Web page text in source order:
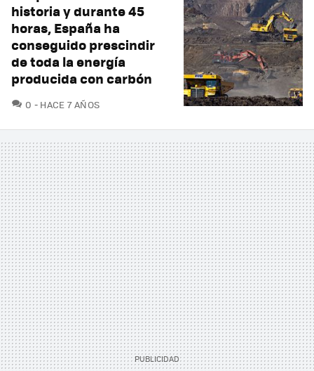
historia y durante 45
horas, España ha
conseguido prescindir
de toda la energía
producida con carbón
0 COMENTARIOS
HACE 7 AÑOS